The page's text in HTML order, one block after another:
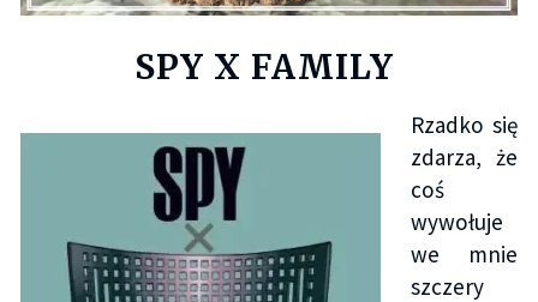
SPY X FAMILY
Rzadko się
zdarza, że
coś
wywołuje
we mnie
szczery